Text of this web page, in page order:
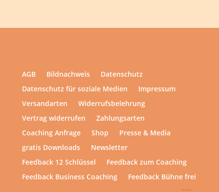
AGB Bildnachweis
Datenschutz
Datenschutz für soziale Medien
Impressum
Versandarten
Widerrufsbelehrung
Vertrag widerrufen
Zahlungsarten
Coaching Anfrage
Shop
Presse & Media
gratis Downloads
Newsletter
Feedback 12 Schlüssel
Feedback zum Coaching
Feedback Business Coaching
Feedback Bühne frei